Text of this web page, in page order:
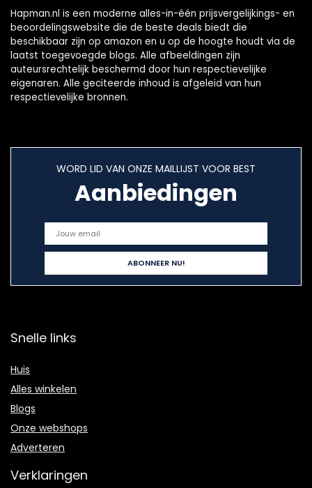
creëren.
Hapman.nl is een moderne alles-in-één prijsvergelijkings- en
beoordelingswebsite die de beste deals biedt die
beschikbaar zijn op amazon en u op de hoogte houdt via de
laatst toegevoegde blogs. Alle afbeeldingen zijn
auteursrechtelijk beschermd door hun respectievelijke
eigenaren. Alle geciteerde inhoud is afgeleid van hun
respectievelijke bronnen.
WORD LID VAN ONZE MAILLIJST VOOR BEST
Aanbiedingen
Snelle links
Huis
Alles winkelen
Blogs
Onze webshops
Adverteren
Verklaringen